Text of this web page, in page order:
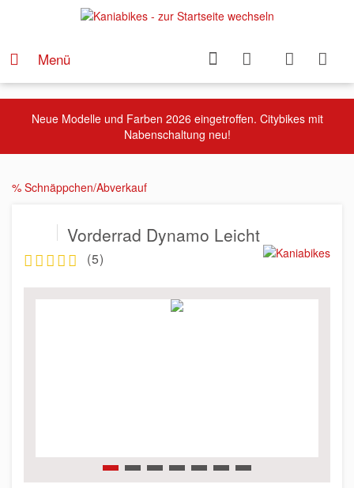
Menü
Neue Modelle und Farben 2026 eingetroffen. Citybikes mit
Nabenschaltung neu!
% Schnäppchen/Abverkauf
Vorderrad Dynamo Leicht
(5)